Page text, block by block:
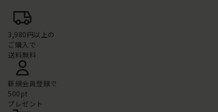
3,980円以上の
ご購入で
送料無料
新規会員登録で
500pt
プレゼント